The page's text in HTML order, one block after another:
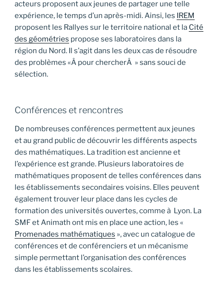
acteurs proposent aux jeunes de partager une telle
expérience, le temps d’un après-midi. Ainsi, les IREM
proposent les Rallyes sur le territoire national et la Cité
des géométries propose ses laboratoires dans la
région du Nord. Il s’agit dans les deux cas de résoudre
des problèmes «Â pour chercherÂ » sans souci de
sélection.
Conférences et rencontres
De nombreuses conférences permettent aux jeunes
et au grand public de découvrir les différents aspects
des mathématiques. La tradition est ancienne et
l’expérience est grande. Plusieurs laboratoires de
mathématiques proposent de telles conférences dans
les établissements secondaires voisins. Elles peuvent
également trouver leur place dans les cycles de
formation des universités ouvertes, comme à Lyon. La
SMF et Animath ont mis en place une action, les «
Promenades mathématiques », avec un catalogue de
conférences et de conférenciers et un mécanisme
simple permettant l’organisation des conférences
dans les établissements scolaires.